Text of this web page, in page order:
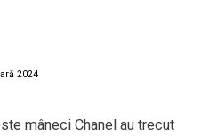
2024
mâneci Chanel au trecut